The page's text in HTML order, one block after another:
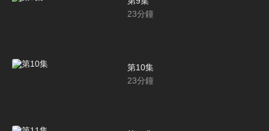
23分鐘
第10集
23分鐘